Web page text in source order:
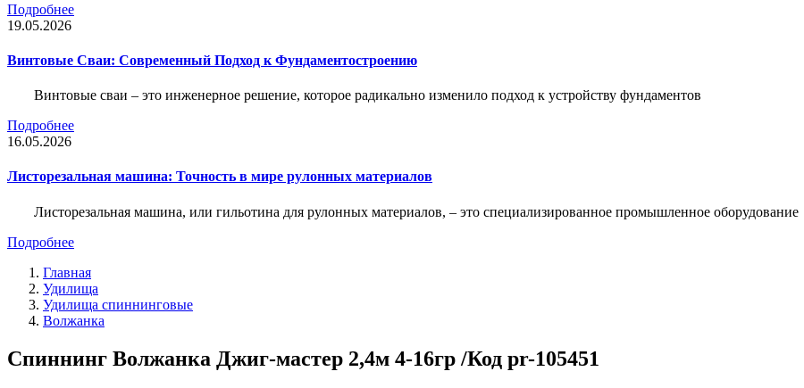
Подробнее
19.05.2026
Винтовые Сваи: Современный Подход к Фундаментостроению
Винтовые сваи – это инженерное решение, которое радикально изменило подход к устройству фундаментов
Подробнее
16.05.2026
Листорезальная машина: Точность в мире рулонных материалов
Листорезальная машина, или гильотина для рулонных материалов, – это специализированное промышленное оборудование
Подробнее
Главная
Удилища
Удилища спиннинговые
Волжанка
Спиннинг Волжанка Джиг-мастер 2,4м 4-16гр /Код pr-105451